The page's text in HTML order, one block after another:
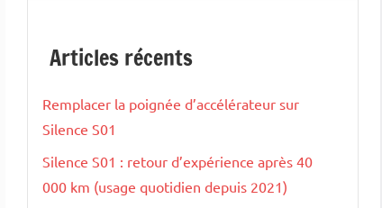
Articles récents
Remplacer la poignée d’accélérateur sur
Silence S01
Silence S01 : retour d’expérience après 40
000 km (usage quotidien depuis 2021)